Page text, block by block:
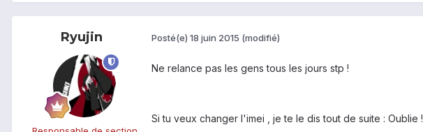
Ryujin Posté(e) 18 juin 2015 (modifié)
Ne relance pas les gens tous les jours stp !
Si tu veux changer l'imei , je te le dis tout de suite : Oublie !